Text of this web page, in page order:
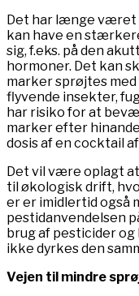
Det har længe været
kan have en
sig, f.eks. på den
hormoner. Det kan
marker sprøjtes
flyvende insekter,
har risiko for at
marker efter
dosis af en cocktail
Det vil være oplagt
til økologisk drift,
er er imidlertid også
pestidanvendelsen
brug af pesticider
ikke dyrkes den
Vejen til mindre